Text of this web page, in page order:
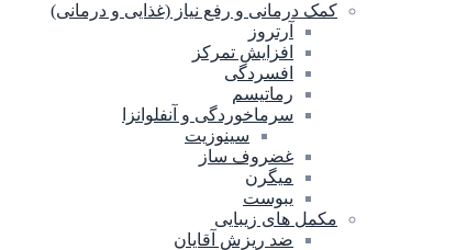
کمک درمانی و رفع نیاز (غذایی و درمانی)
آرتروز
افزایش تمرکز
افسردگی
رماتیسم
سرماخوردگی و آنفلوانزا
سینوزیت
غضروف ساز
میگرن
یبوست
مکمل های زیبایی
ضد ریزش آقایان